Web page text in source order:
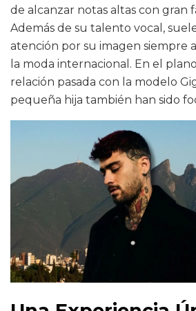
de alcanzar notas altas con gran
Además de su talento vocal,
atención por su imagen siempre
la moda internacional. En el
relación pasada con la modelo
pequeña hija también han sido